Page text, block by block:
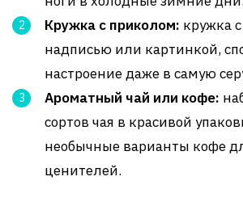
Кружка с приколом: кружка
надписью или картинкой,
настроение даже в самую
Ароматный чай или кофе:
сортов чая в красивой
необычные варианты кофе
ценителей.